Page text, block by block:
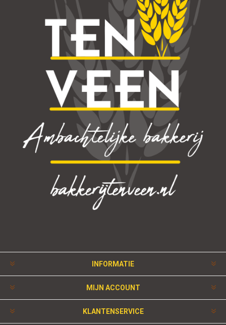
INFORMATIE
MIJN ACCOUNT
KLANTENSERVICE